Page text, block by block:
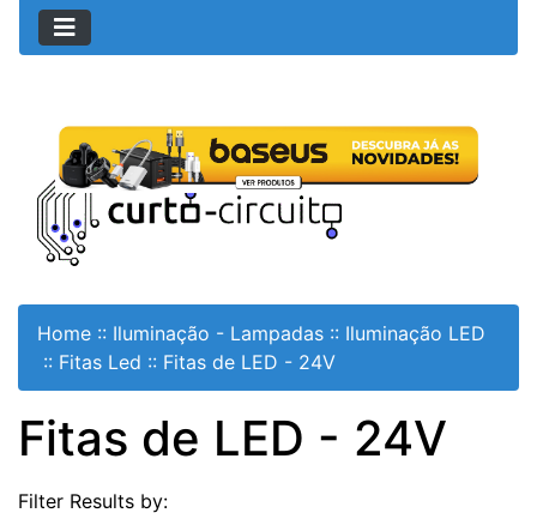
Home :: Iluminação - Lampadas :: Iluminação LED
:: Fitas Led :: Fitas de LED - 24V
Fitas de LED - 24V
Filter Results by: